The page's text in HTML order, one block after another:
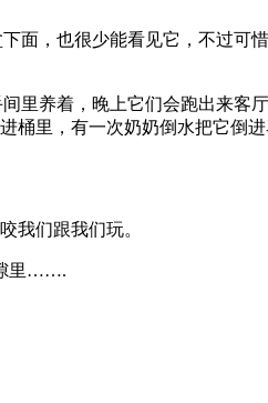
面，也很少能看见它，不过可
里养着，晚上它们会跑出来客
桶里，有一次奶奶倒水把它倒
我们跟我们玩。
隙里…….